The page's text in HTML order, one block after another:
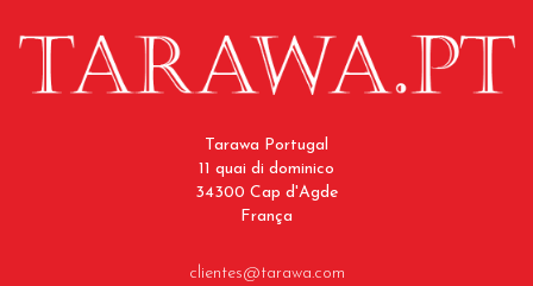
Tarawa Portugal
11 quai di dominico
34300 Cap d'Agde
França
clientes@tarawa.com